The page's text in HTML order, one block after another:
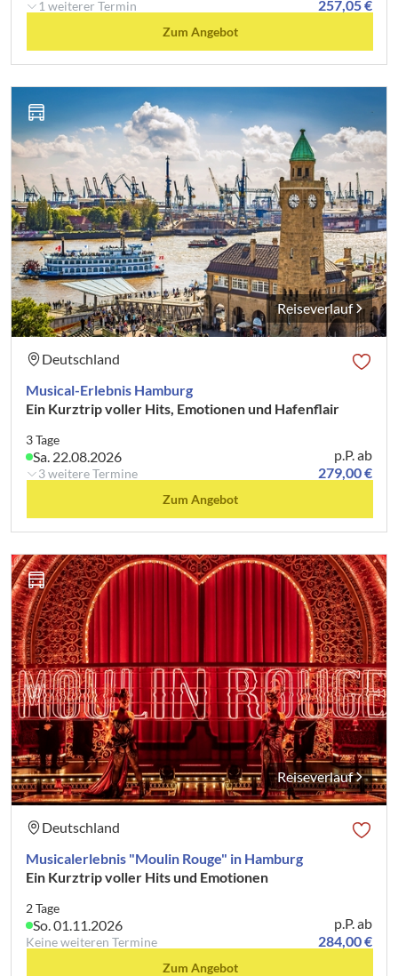
1 weiterer Termin 257,05 €
Zum Angebot
Reiseverlauf
Deutschland
Musical-Erlebnis Hamburg
Ein Kurztrip voller Hits, Emotionen und Hafenflair
3 Tage
Sa. 22.08.2026
3 weitere Termine
p.P. ab
279,00 €
Zum Angebot
Reiseverlauf
Deutschland
Musicalerlebnis "Moulin Rouge" in Hamburg
Ein Kurztrip voller Hits und Emotionen
2 Tage
So. 01.11.2026
Keine weiteren Termine
p.P. ab
284,00 €
Zum Angebot